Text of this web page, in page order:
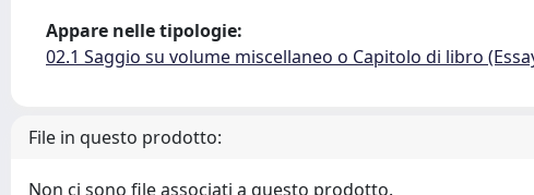
Appare nelle tipologie:
02.1 Saggio su volume miscellaneo o Capitolo di libro
File in questo prodotto:
Non ci sono file associati a questo prodotto.